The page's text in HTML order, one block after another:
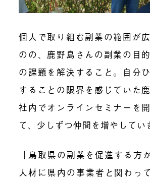
個人で取り組む副業の範囲が
のの、鹿野島さんの副業の目
の課題を解決すること。自分
することの限界を感じていた
社内でオンラインセミナーを
て、少しずつ仲間を増やしてい
「鳥取県の副業を促進する方
人材に県内の事業者と関わっ